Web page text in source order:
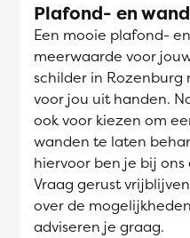
Plafond- en
Een mooie plafond-
meerwaarde voor
schilder in Rozenburg
voor jou uit handen.
ook voor kiezen om
wanden te laten
hiervoor ben je bij
Vraag gerust
over de
adviseren je graag.